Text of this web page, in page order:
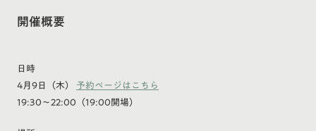
開催概要
日時
4月9日（木） 予約ページはこちら
19:30～22:00（19:00開場）